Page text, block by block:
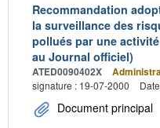
Recommandation
la surveillance des
pollués par une
au Journal officiel)
ATED0090402X
signature : 19-07-2000
Document principal